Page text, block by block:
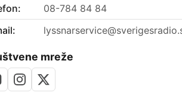
08-784 84 84
mreže